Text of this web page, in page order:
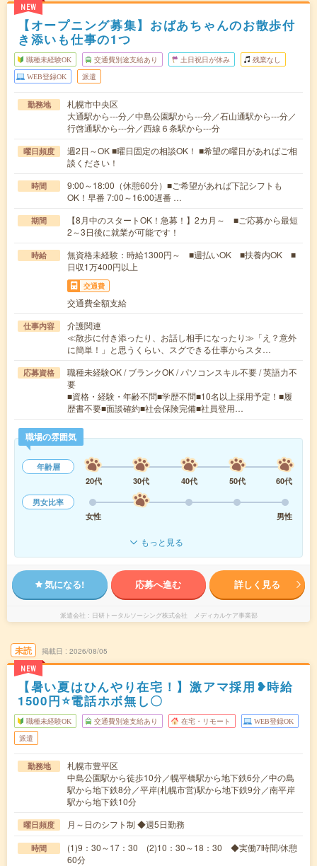
NEW
【オープニング募集】おばあちゃんのお散歩付
き添いも仕事の1つ
職種未経験OK 交通費別途支給あり 土日祝日が休み 残業なし
WEB登録OK 派遣
勤務地
札幌市中央区
大通駅から---分／中島公園駅から---分／石山通駅から---分／
行啓通駅から---分／西線６条駅から---分
曜日頻度
週2日～OK ■曜日固定の相談OK！ ■希望の曜日があればご相
談ください！
時間
9:00～18:00（休憩60分）■ご希望があれば下記シフトも
OK！早番 7:00～16:00遅番 …
期間
【8月中のスタートOK！急募！】2カ月～ ■ご応募から最短
2～3日後に就業が可能です！
時給
無資格未経験：時給1300円～ ■週払いOK ■扶養内OK ■
日収1万400円以上
交通費
交通費全額支給
仕事内容
介護関連
≪散歩に付き添ったり、お話し相手になったり≫「え？意外
に簡単！」と思うくらい、スグできる仕事からスタ…
応募資格
職種未経験OK / ブランクOK / パソコンスキル不要 / 英語力不
要
■資格・経験・年齢不問■学歴不問■10名以上採用予定！■履
歴書不要■面談確約■社会保険完備■社員登用…
職場の雰囲気
年齢層
20代
30代 40代 50代
60代
男女比率
女性
男性
もっと見る
気になる! 応募へ進む 詳しく見る
派遣会社 日研トータルソーシング株式会社 メディカルケア事業部
未読
NEW
掲載日 2026/08/05
【暑い夏はひんやり在宅！】激アマ採用❥時給
1500円⭐電話ホボ無し〇
職種未経験OK 交通費別途支給あり 在宅・リモート WEB登録OK
派遣
勤務地
札幌市豊平区
中島公園駅から徒歩10分／幌平橋駅から地下鉄6分／中の島
駅から地下鉄8分／平岸(札幌市営)駅から地下鉄9分／南平岸
駅から地下鉄10分
曜日頻度 月～日のシフト制 ◆週5日勤務
時間
(1)9：30～17：30 (2)10：30～18：30 ◆実働7時間/休憩
60分